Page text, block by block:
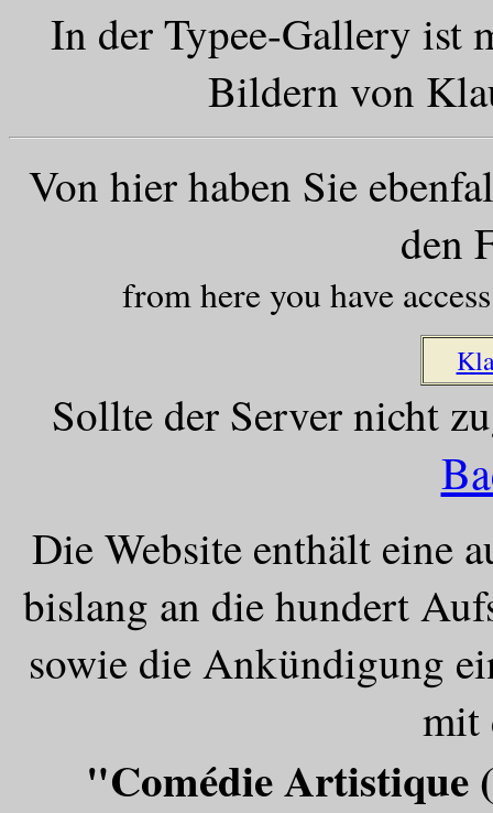
In der Typee-Gallery ist
Bildern von
Von hier haben Sie
den
from here you have
Sollte der Server nicht
Die Website enthält eine
bislang an die hundert
sowie die Ankündigung
mit
"Comédie Artistique